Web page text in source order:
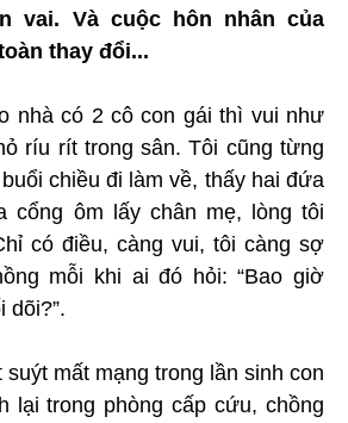
vai. Và cuộc hôn nhân của
thay đổi...
nhà có 2 cô con gái thì vui như
ríu rít trong sân. Tôi cũng từng
chiều đi làm về, thấy hai đứa
cổng ôm lấy chân mẹ, lòng tôi
có điều, càng vui, tôi càng sợ
mỗi khi ai đó hỏi: “Bao giờ
dõi?”.
suýt mất mạng trong lần sinh con
lại trong phòng cấp cứu, chồng